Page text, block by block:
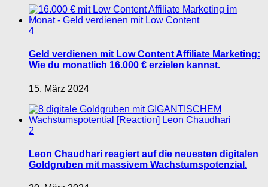
4
Geld verdienen mit Low Content Affiliate Marketing:
Wie du monatlich 16.000 € erzielen kannst.
15. März 2024
2
Leon Chaudhari reagiert auf die neuesten digitalen
Goldgruben mit massivem Wachstumspotenzial.